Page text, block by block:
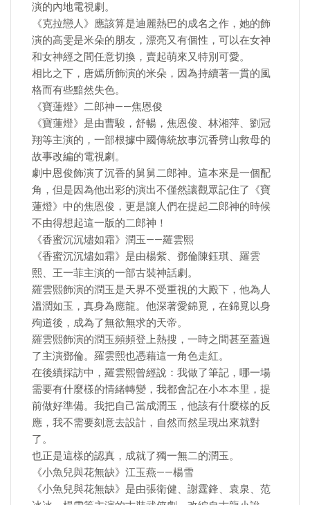
演的內地電視劇。
《克拉戀人》應該算是迪麗熱巴的成名之作，她的飾
演的高雯是米朵的朋友，漂亮又有個性，可以在女神
和女神經之間任意切換，賣起萌來又特別可愛。
相比之下，唐嫣所飾演的米朵，因為持續著一貫的風
格而有些黯然失色。
《寶蓮燈》二郎神——焦恩俊
《寶蓮燈》是由曹駿，舒暢，焦恩俊、林湘萍、劉冠
翔等主演的，一部根據中國傳統故事沉香劈山救母的
故事改編的電視劇。
劇中恩俊飾演了沉香的舅舅二郎神。這本來是一個配
角，但是因為他出彩的演出不僅然讓觀眾記住了《寶
蓮燈》中的焦恩俊，更是讓人們在提起二郎神的時候
不由得想起這一版的二郎神！
《香蜜沉沉燼如霜》潤玉——羅雲熙
《香蜜沉沉燼如霜》是由楊紫、鄧倫陳鈺琪、羅雲
熙、王一菲主演的一部古裝神話劇。
羅雲熙飾演的潤玉是天界不受重視的大殿下，他為人
溫潤如玉，真身為應龍。他深著愛錦覓，在錦覓以身
殉道後，成為了無欲無求的天帝。
羅雲熙飾演的潤玉頻頻登上熱搜，一時之間甚至蓋過
了主演鄧倫。羅雲熙也憑藉這一角色走紅。
在後續採訪中，羅雲熙曾經說：我做了筆記，哪一場
需要有什麼樣的情緒轉變，我都會記在小本本里，提
前做好準備。我把自己當成潤玉，他該有什麼樣的反
應，我不需要刻意去設計，自然而然呈現出來就對
了。
也正是這樣的認真，成就了獨一無二的潤玉。
《小魚兒與花無缺》江玉燕——楊雪
《小魚兒與花無缺》是由張衛健、謝霆鋒、袁泉、范